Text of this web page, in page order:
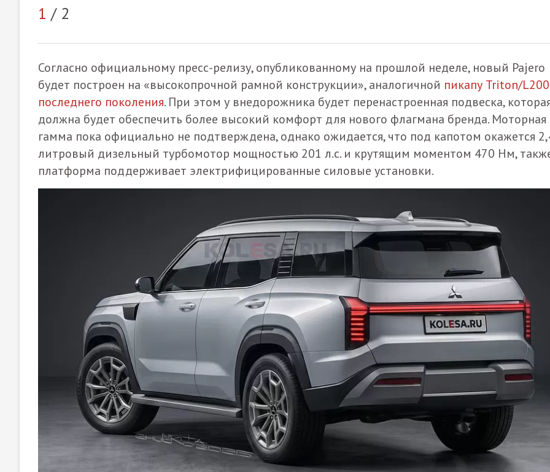
1 / 2
Согласно официальному пресс-релизу, опубликованному на прошлой неделе, новый Pajero
будет построен на «высокопрочной рамной конструкции», аналогичной пикапу Triton/L200
последнего поколения. При этом у внедорожника будет перенастроенная подвеска,
должна будет обеспечить более высокий комфорт для нового флагмана бренда. Моторная
гамма пока официально не подтверждена, однако ожидается, что под капотом окажется
литровый дизельный турбомотор мощностью 201 л.с. и крутящим моментом 470 Нм,
платформа поддерживает электрифицированные силовые установки.